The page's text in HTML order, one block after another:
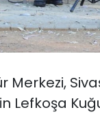
Merkezi,
Lefkoşa